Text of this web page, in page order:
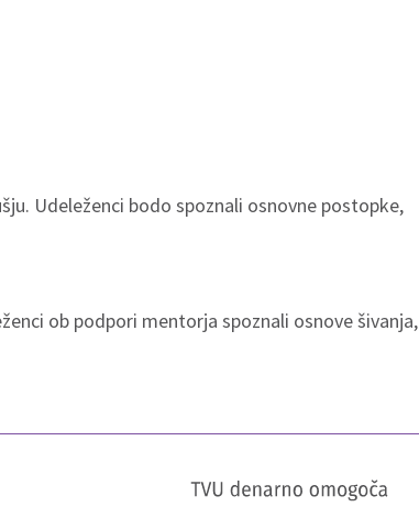
Udeleženci bodo spoznali osnovne postopke,
ob podpori mentorja spoznali osnove šivanja,